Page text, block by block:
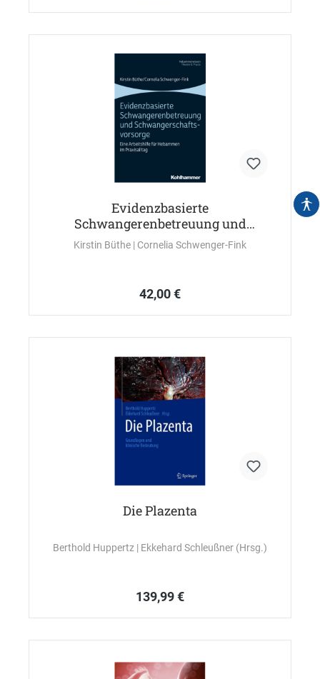
Evidenzbasierte
Schwangerenbetreuung und
Schwangerschaftsvorsorge
Kirstin Büthe | Cornelia Schwenger-Fink
42,00 €
Die Plazenta
Berthold Huppertz | Ekkehard Schleußner (Hrsg.)
139,99 €